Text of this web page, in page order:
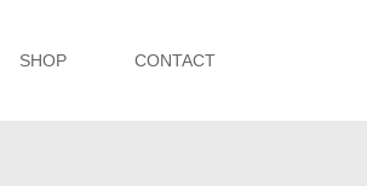
SHOP CONTACT